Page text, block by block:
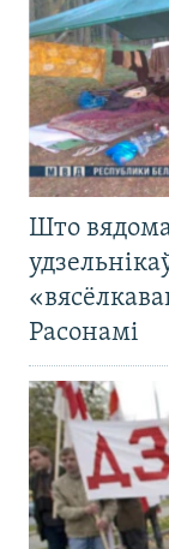
Што
Расонамі